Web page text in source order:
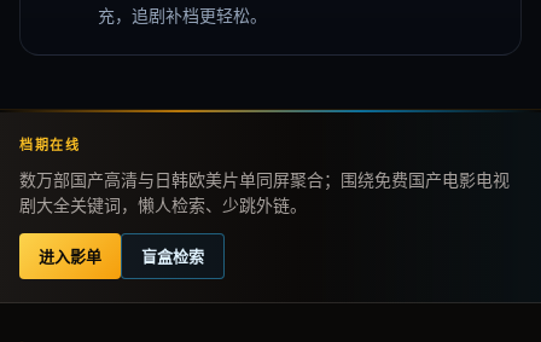
充，追剧补档更轻松。
档期在线
数万部国产高清与日韩欧美片单同屏聚合；围绕免费国产电影电视
剧大全关键词，懒人检索、少跳外链。
进入影单 盲盒检索